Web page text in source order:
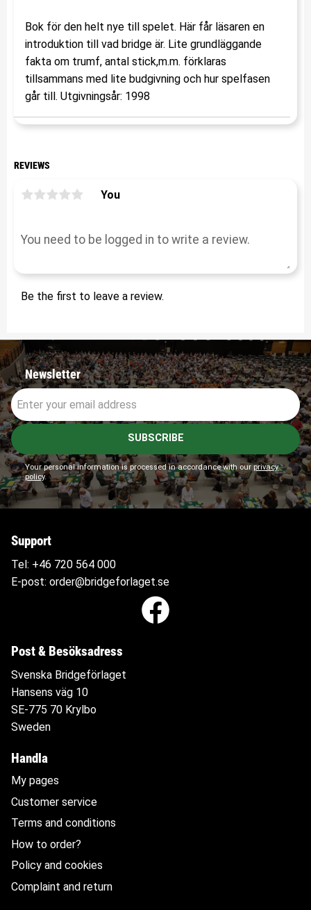
Bok för den helt nye till spelet. Här får läsaren en
introduktion till vad bridge är. Lite grundläggande
fakta om trumf, antal stick,m.m. förklaras
tillsammans med lite budgivning och hur spelfasen
går till. Utgivningsår: 1998
REVIEWS
You
Be the first to leave a review.
Newsletter
SUBSCRIBE
Your personal information is processed in accordance with our privacy
policy.
Support
Tel: +46 720 564 000
E-post: order@bridgeforlaget.se
Post & Besöksadress
Svenska Bridgeförlaget
Hansens väg 10
SE-775 70 Krylbo
Sweden
Handla
My pages
Customer service
Terms and conditions
How to order?
Policy and cookies
Complaint and return